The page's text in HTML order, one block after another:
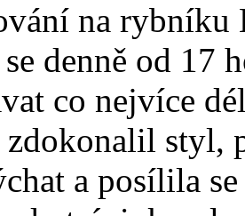
na
denně od 17
co nejvíce
styl,
a posílila